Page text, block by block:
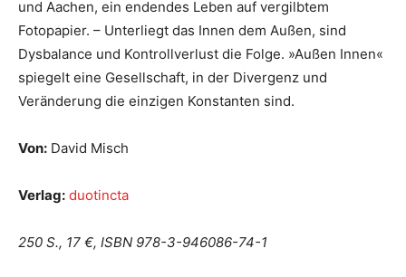
und Aachen, ein endendes Leben auf vergilbtem
Fotopapier. – Unterliegt das Innen dem Außen, sind
Dysbalance und Kontrollverlust die Folge. »Außen Innen«
spiegelt eine Gesellschaft, in der Divergenz und
Veränderung die einzigen Konstanten sind.
Von: David Misch
Verlag: duotincta
250 S., 17 €, ISBN 978-3-946086-74-1